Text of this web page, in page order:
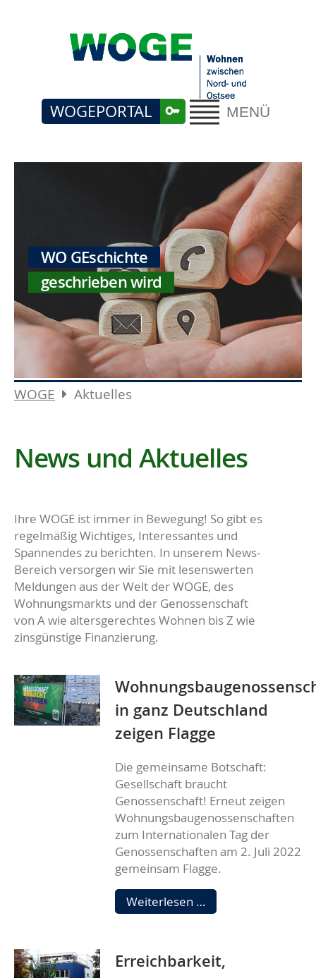
MENÜ
WOGEPORTAL
WO GEschichte
geschrieben wird
WOGE Aktuelles
News und Aktuelles
Ihre WOGE ist immer in Bewegung! So gibt es
regelmäßig Wichtiges, Interessantes und
Spannendes zu berichten. In unserem News-
Bereich versorgen wir Sie mit lesenswerten
Meldungen aus der Welt der WOGE, des
Wohnungsmarkts und der Genossenschaft
von A wie altersgerechtes Wohnen bis Z wie
zinsgünstige Finanzierung.
in ganz Deutschland
zeigen Flagge
Die gemeinsame Botschaft:
Gesellschaft braucht
Genossenschaft! Erneut zeigen
Wohnungsbaugenossenschaften
zum Internationalen Tag der
Genossenschaften am 2. Juli 2022
gemeinsam Flagge.
Weiterlesen …
in
zeigen
Erreichbarkeit,